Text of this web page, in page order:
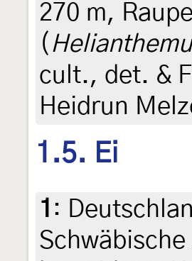
270 m,
(
cult., det. &
Heidrun
1.5. Ei
1 :